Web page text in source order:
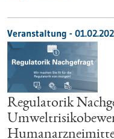
Veranstaltung -
Regulatorik